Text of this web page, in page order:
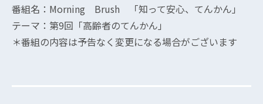
番組名：Morning Brush 「知って安心、てんかん」
テーマ：第9回「高齢者のてんかん」
＊番組の内容は予告なく変更になる場合がございます